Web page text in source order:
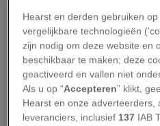
hebben meestal
verzorgers van de boom
waarschijnlijk
motten aantrekken. Het
dat de boom in staat is
Bekijk ook: Foto's tonen
Hearst en derden gebruiken
vergelijkbare technologieën
zijn nodig om deze website en
beschikbaar te maken; deze
geactiveerd en vallen niet
Als u op “Accepteren” klikt,
Hearst en onze adverteerders,
leveranciers, inclusief 137 IAB